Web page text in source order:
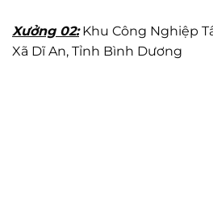
Xưởng 02:Khu Công Nghiệp
Xã Dĩ An, Tỉnh Bình Dương